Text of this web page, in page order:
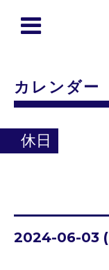
カレンダー
休日
2024-06-03 (